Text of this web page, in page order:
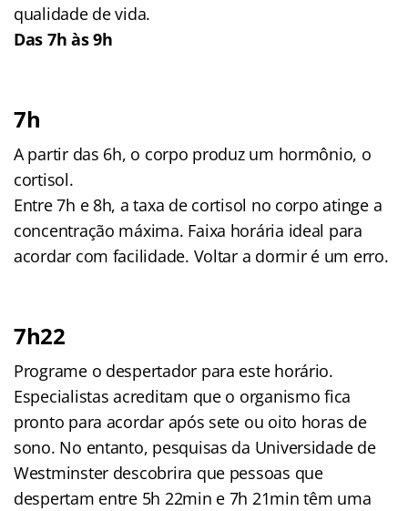
qualidade de vida.
Das 7h às 9h
7h
A partir das 6h, o corpo produz um hormônio, o
cortisol.
Entre 7h e 8h, a taxa de cortisol no corpo atinge a
concentração máxima. Faixa horária ideal para
acordar com facilidade. Voltar a dormir é um erro.
7h22
Programe o despertador para este horário.
Especialistas acreditam que o organismo fica
pronto para acordar após sete ou oito horas de
sono. No entanto, pesquisas da Universidade de
Westminster descobrira que pessoas que
despertam entre 5h 22min e 7h 21min têm uma